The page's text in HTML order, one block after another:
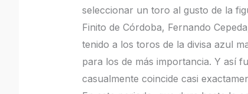
seleccionar un toro al gusto de la
Finito de Córdoba, Fernando
tenido a los toros de la divisa azul
para los de más importancia. Y así
casualmente coincide casi